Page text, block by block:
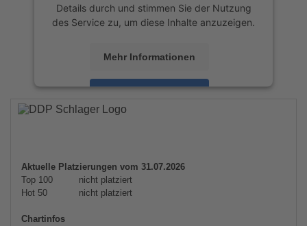
Details durch und stimmen Sie der Nutzung
des Service zu, um diese Inhalte anzuzeigen.
Mehr Informationen
Akzeptieren
powered by
Aktuelle Platzierungen vom 31.07.2026
Top 100
nicht platziert
Hot 50
nicht platziert
Chartinfos